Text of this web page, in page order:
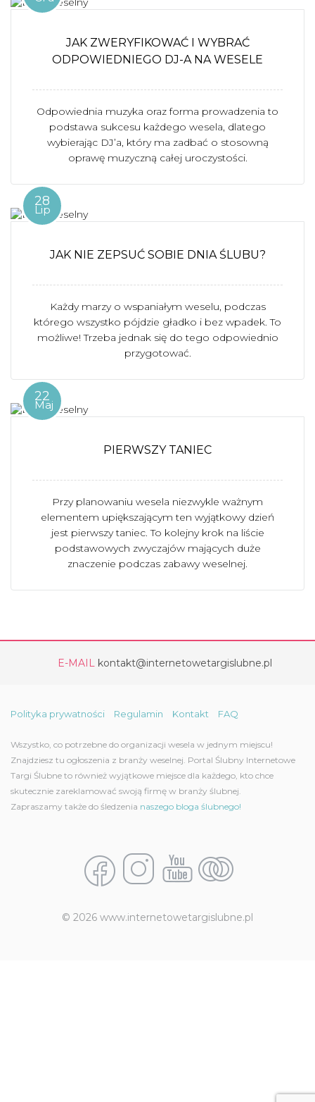
JAK ZWERYFIKOWAĆ I WYBRAĆ
ODPOWIEDNIEGO DJ-A NA WESELE
Odpowiednia muzyka oraz forma prowadzenia to
podstawa sukcesu każdego wesela, dlatego
wybierając DJ’a, który ma zadbać o stosowną
oprawę muzyczną całej uroczystości.
28
Lip
JAK NIE ZEPSUĆ SOBIE DNIA ŚLUBU?
Każdy marzy o wspaniałym weselu, podczas
którego wszystko pójdzie gładko i bez wpadek. To
możliwe! Trzeba jednak się do tego odpowiednio
przygotować.
22
Maj
PIERWSZY TANIEC
Przy planowaniu wesela niezwykle ważnym
elementem upiększającym ten wyjątkowy dzień
jest pierwszy taniec. To kolejny krok na liście
podstawowych zwyczajów mających duże
znaczenie podczas zabawy weselnej.
E-MAIL kontakt@internetowetargislubne.pl
Polityka prywatności Regulamin Kontakt FAQ
Wszystko, co potrzebne do organizacji wesela w jednym miejscu!
Znajdziesz tu ogłoszenia z branży weselnej. Portal Ślubny Internetowe
Targi Ślubne to również wyjątkowe miejsce dla każdego, kto chce
skutecznie zareklamować swoją firmę w branży ślubnej.
Zapraszamy także do śledzenia naszego bloga ślubnego!
© 2026 www.internetowetargislubne.pl